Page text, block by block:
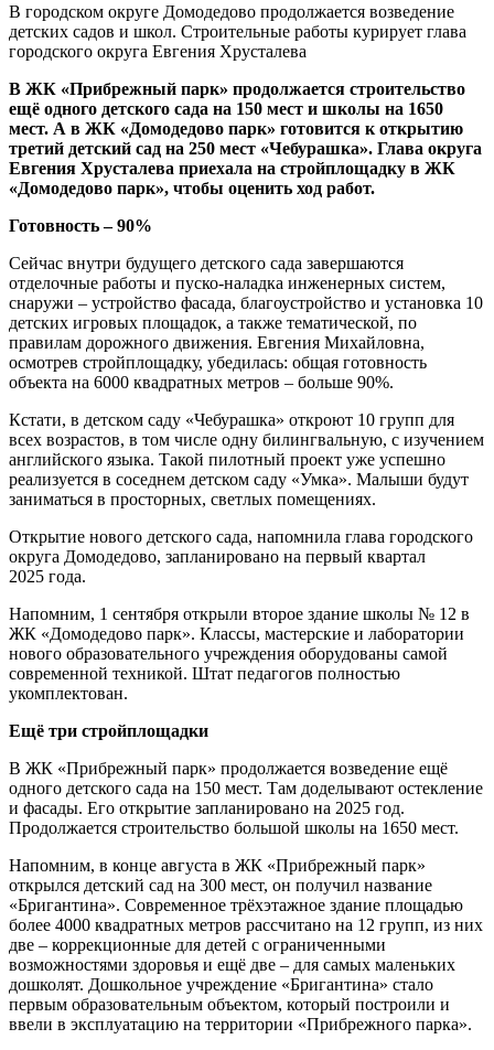
В городском округе Домодедово продолжается возведение
детских садов и школ. Строительные работы курирует глава
городского округа Евгения Хрусталева
В ЖК «Прибрежный парк» продолжается строительство
ещё одного детского сада на 150 мест и школы на 1650
мест. А в ЖК «Домодедово парк» готовится к открытию
третий детский сад на 250 мест «Чебурашка». Глава округа
Евгения Хрусталева приехала на стройплощадку в ЖК
«Домодедово парк», чтобы оценить ход работ.
Готовность – 90%
Сейчас внутри будущего детского сада завершаются
отделочные работы и пуско-наладка инженерных систем,
снаружи – устройство фасада, благоустройство и установка 10
детских игровых площадок, а также тематической, по
правилам дорожного движения. Евгения Михайловна,
осмотрев стройплощадку, убедилась: общая готовность
объекта на 6000 квадратных метров – больше 90%.
Кстати, в детском саду «Чебурашка» откроют 10 групп для
всех возрастов, в том числе одну билингвальную, с изучением
английского языка. Такой пилотный проект уже успешно
реализуется в соседнем детском саду «Умка». Малыши будут
заниматься в просторных, светлых помещениях.
Открытие нового детского сада, напомнила глава городского
округа Домодедово, запланировано на первый квартал
2025 года.
Напомним, 1 сентября открыли второе здание школы № 12 в
ЖК «Домодедово парк». Классы, мастерские и лаборатории
нового образовательного учреждения оборудованы самой
современной техникой. Штат педагогов полностью
укомплектован.
Ещё три стройплощадки
В ЖК «Прибрежный парк» продолжается возведение ещё
одного детского сада на 150 мест. Там доделывают остекление
и фасады. Его открытие запланировано на 2025 год.
Продолжается строительство большой школы на 1650 мест.
Напомним, в конце августа в ЖК «Прибрежный парк»
открылся детский сад на 300 мест, он получил название
«Бригантина». Современное трёхэтажное здание площадью
более 4000 квадратных метров рассчитано на 12 групп, из них
две – коррекционные для детей с ограниченными
возможностями здоровья и ещё две – для самых маленьких
дошколят. Дошкольное учреждение «Бригантина» стало
первым образовательным объектом, который построили и
ввели в эксплуатацию на территории «Прибрежного парка».